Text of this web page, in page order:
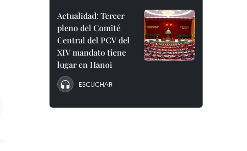
Actualidad: Tercer
pleno del Comité
Central del PCV del
XIV mandato tiene
lugar en Hanoi
ESCUCHAR